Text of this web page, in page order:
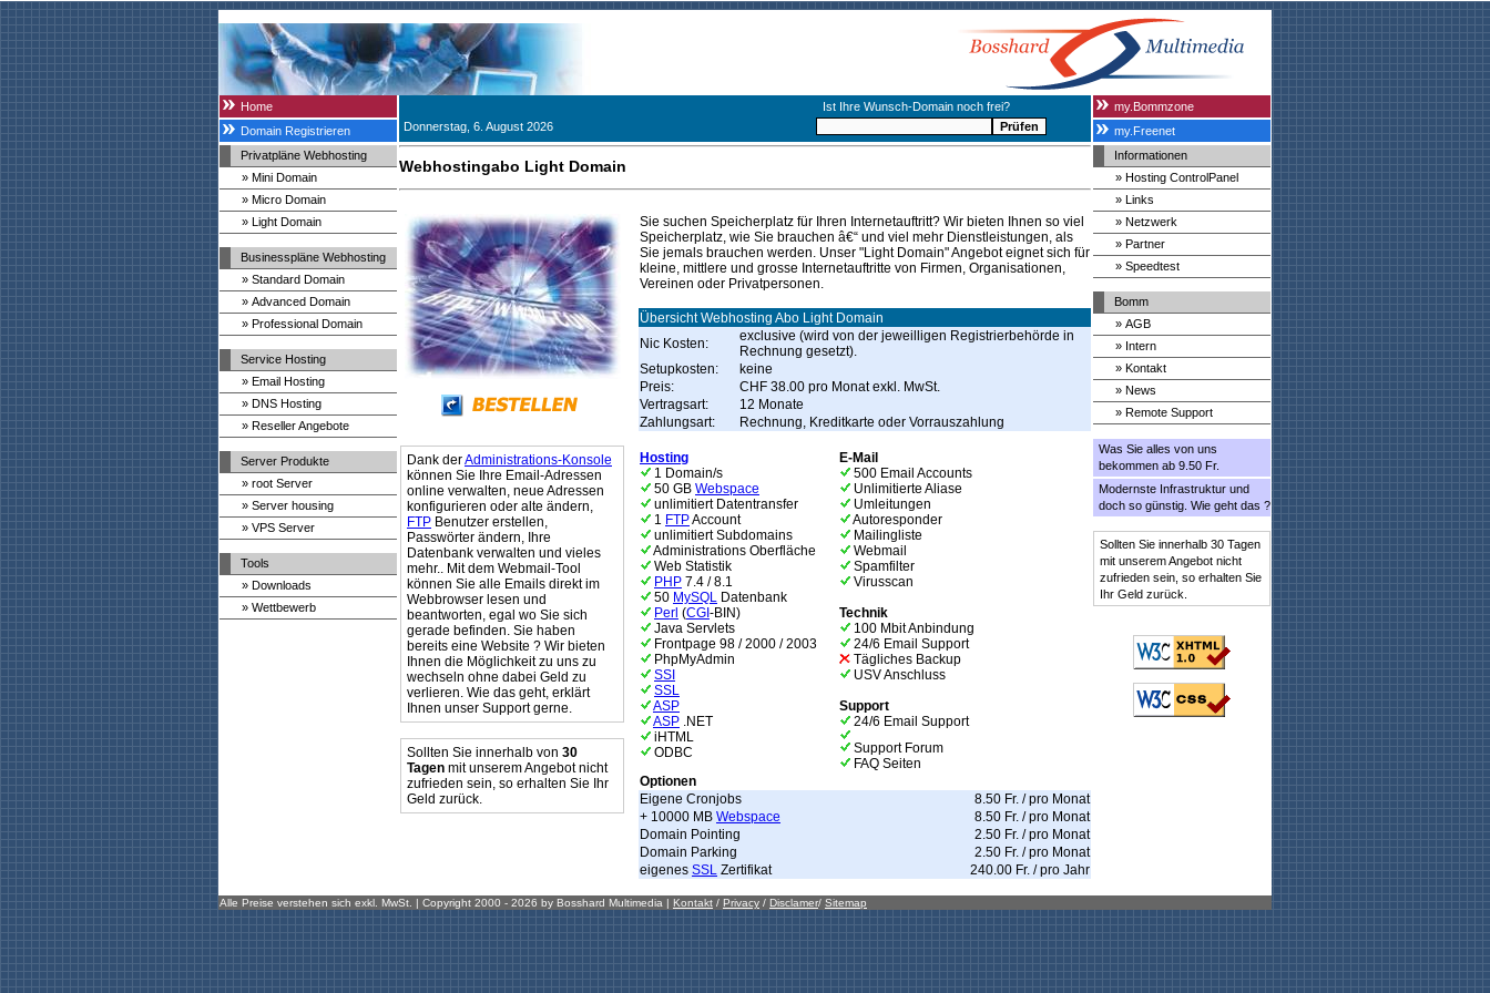
Home
Domain Registrieren
Ist Ihre Wunsch-Domain noch frei?
Donnerstag, 6. August 2026
my.Bommzone
my.Freenet
Privatpläne Webhosting
» Mini Domain
» Micro Domain
» Light Domain
Businesspläne Webhosting
» Standard Domain
» Advanced Domain
» Professional Domain
Service Hosting
» Email Hosting
» DNS Hosting
» Reseller Angebote
Server Produkte
» root Server
» Server housing
» VPS Server
Tools
» Downloads
» Wettbewerb
Webhostingabo Light Domain
Dank derAdministrations-Konsole
können Sie Ihre Email-Adressen
online verwalten, neue Adressen
konfigurieren oder alte ändern,
FTP Benutzer erstellen,
Passwörter ändern, Ihre
Datenbank verwalten und vieles
mehr.. Mit dem Webmail-Tool
können Sie alle Emails direkt im
Webbrowser lesen und
beantworten, egal wo Sie sich
gerade befinden. Sie haben
bereits eine Website ? Wir bieten
Ihnen die Möglichkeit zu uns zu
wechseln ohne dabei Geld zu
verlieren. Wie das geht, erklärt
Ihnen unser Support gerne.
Sollten Sie innerhalb von 30
Tagen mit unserem Angebot nicht
zufrieden sein, so erhalten Sie Ihr
Geld zurück.
Sie suchen Speicherplatz für Ihren Internetauftritt? Wir bieten Ihnen so viel
Speicherplatz, wie Sie brauchen â€“ und viel mehr Dienstleistungen, als
Sie jemals brauchen werden. Unser "Light Domain" Angebot eignet sich für
kleine, mittlere und grosse Internetauftritte von Firmen, Organisationen,
Vereinen oder Privatpersonen.
Übersicht Webhosting Abo Light Domain
Nic Kosten:
exclusive (wird von der jeweilligen Registrierbehörde in
Rechnung gesetzt).
Setupkosten:
keine
Preis:
CHF 38.00 pro Monat exkl. MwSt.
Vertragsart:
12 Monate
Zahlungsart:
Rechnung, Kreditkarte oder Vorrauszahlung
Hosting
1 Domain/s
50 GB Webspace
unlimitiert Datentransfer
1 FTPAccount
unlimitiert Subdomains
Administrations Oberfläche
Web Statistik
PHP 7.4 / 8.1
50 MySQL Datenbank
Perl (CGI -BIN)
Java Servlets
Frontpage 98 / 2000 / 2003
PhpMyAdmin
SSI
SSL
ASP
ASP .NET
iHTML
ODBC
E-Mail
500 Email Accounts
Unlimitierte Aliase
Umleitungen
Autoresponder
Mailingliste
Webmail
Spamfilter
Virusscan
Technik
100 Mbit Anbindung
24/6 Email Support
Tägliches Backup
USV Anschluss
Support
24/6 Email Support
Support Forum
FAQ Seiten
Optionen
Eigene Cronjobs
8.50 Fr. / pro Monat
+ 10000 MB Webspace
8.50 Fr. / pro Monat
Domain Pointing
2.50 Fr. / pro Monat
Domain Parking
2.50 Fr. / pro Monat
eigenes SSL Zertifikat 240.00 Fr. / pro Jahr
Informationen
» Hosting ControlPanel
» Links
» Netzwerk
» Partner
» Speedtest
Bomm
» AGB
» Intern
» Kontakt
» News
» Remote Support
Was Sie alles von uns
bekommen ab 9.50 Fr.
Modernste Infrastruktur und
doch so günstig. Wie geht das ?
Sollten Sie innerhalb 30 Tagen
mit unserem Angebot nicht
zufrieden sein, so erhalten Sie
Ihr Geld zurück.
Alle Preise verstehen sich exkl. MwSt. | Copyright 2000 - 2026 by Bosshard Multimedia | Kontakt / Privacy / Disclamer/ Sitemap